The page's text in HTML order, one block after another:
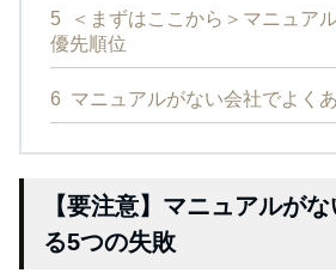
5
＜まずはここから＞マニュア
優先順位
6 マニュアルがない会社でよく
【要注意】マニュアルが
る5つの失敗